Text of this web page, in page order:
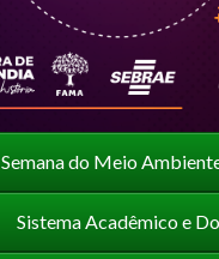
Semana do Meio
Sistema Acadêmico e